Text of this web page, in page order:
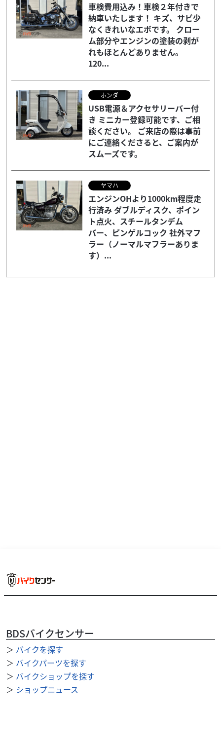
車検費用込み！車検２年付きで
納車いたします！ キズ、サビ少
なくきれいなエボです。 クロー
ム部分やエンジンの塗装の剥が
れもほとんどありません。
120...
ホンダ
USB電源＆アクセサリーバー付
き ミニカー登録可能です、ご相
談ください。 ご来店の際は事前
にご連絡くださると、ご案内が
スムーズです。
ヤマハ
エンジンOHより1000km程度走
行済み ダブルディスク、ポイン
ト点火、スチールタンデム
バー、ピンゲルコック 社外マフ
ラー（ノーマルマフラーありま
す）...
BDSバイクセンサー
＞ バイクを探す
＞ バイクパーツを探す
＞ バイクショップを探す
＞ ショップニュース